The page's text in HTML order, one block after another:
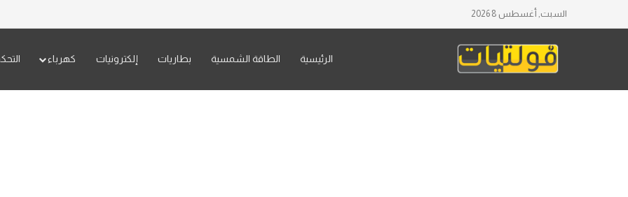
السبت, أغسطس 8 2026
الرئيسية الطاقة الشمسية بطاريات إلكترونيات كهرباء